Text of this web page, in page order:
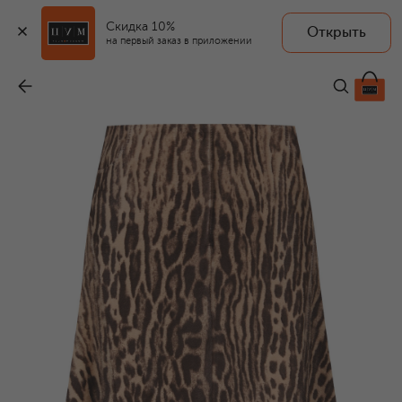
Скидка 10%
на первый заказ в приложении
Открыть
579 500 ₽